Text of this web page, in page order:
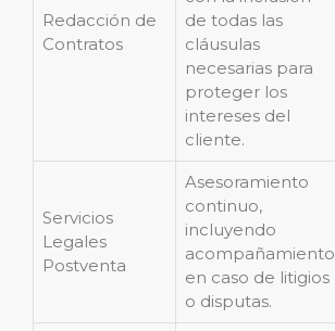
Redacción de
Contratos
de todas las
cláusulas
necesarias para
proteger los
intereses del
cliente.
Servicios
Legales
Postventa
Asesoramiento
continuo,
incluyendo
acompañamiento
en caso de litigios
o disputas.